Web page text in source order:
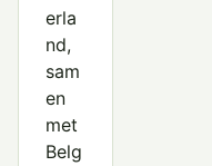
erla
nd,
sam
en
met
Belg